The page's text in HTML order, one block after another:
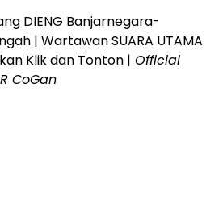
DIENG Banjarnegara-
| Wartawan SUARA UTAMA
Klik dan Tonton | Official
CoGan